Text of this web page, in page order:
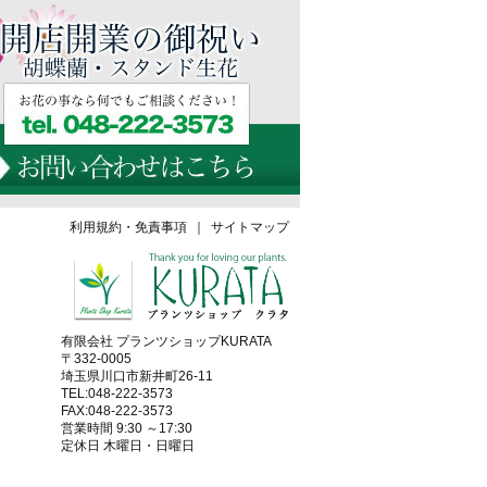
サイトマップ
利用規約・免責事項
有限会社 プランツショップKURATA
〒332-0005
埼玉県川口市新井町26-11
TEL:048-222-3573
FAX:048-222-3573
営業時間 9:30 ～17:30
定休日 木曜日・日曜日